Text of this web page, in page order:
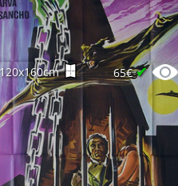
120x160cm 65€✔